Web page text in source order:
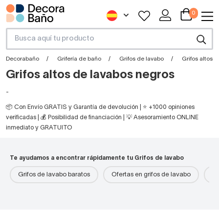
0
Decorabaño Grifería de baño Grifos de lavabo Grifos altos
Grifos altos de lavabos negros
-
📦 Con Envío GRATIS y Garantía de devolución | ⭐ +1000 opiniones
verificadas | 💰 Posibilidad de financiación | 💡 Asesoramiento ONLINE
inmediato y GRATUITO
Te ayudamos a encontrar rápidamente tu Grifos de lavabo
Grifos de lavabo baratos Ofertas en grifos de lavabo